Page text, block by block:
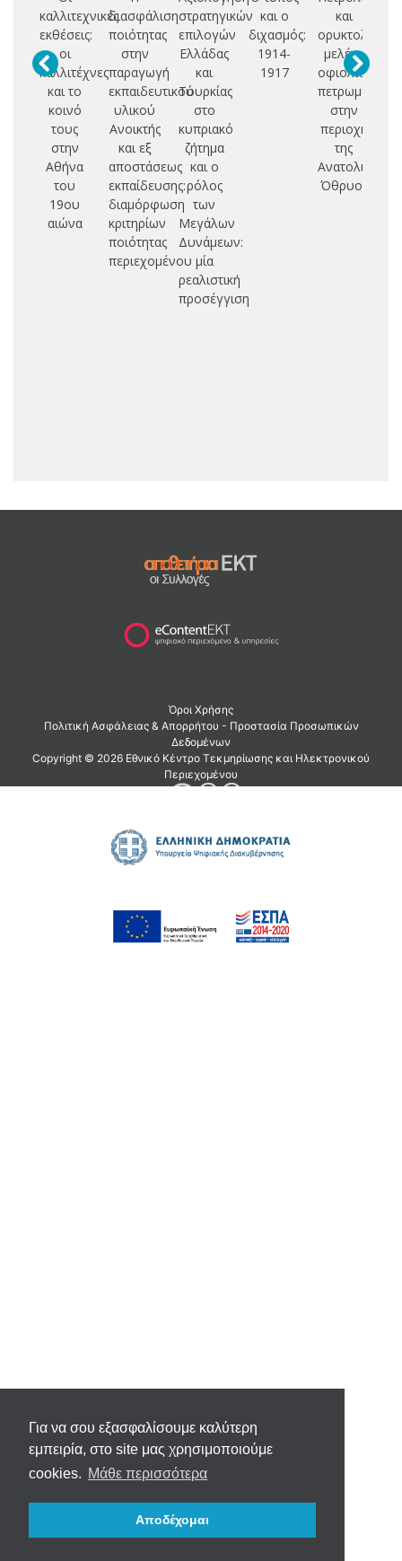
Για να σου εξασφαλίσουμε καλύτερη
εμπειρία, στο site μας χρησιμοποιούμε
cookies. Μάθε περισσότερα
Αποδέχομαι
καλλιτεχνικές
εκθέσεις:
οι
καλλιτέχνες
και το
κοινό
τους
στην
Αθήνα
του
19ου
αιώνα
διασφάλιση
ποιότητας
στην
παραγωγή
εκπαιδευτικού
υλικού
Ανοικτής
και εξ
αποστάσεως
εκπαίδευσης:
διαμόρφωση
κριτηρίων
ποιότητας
περιεχομένου
στρατηγικών
επιλογών
Ελλάδας
και
Τουρκίας
στο
κυπριακό
ζήτημα
και ο
ρόλος
των
Μεγάλων
Δυνάμεων:
μία
ρεαλιστική
προσέγγιση
και ο
διχασμός:
1914-
1917
και
ορυκτολογική
μελέτη
οφιολιθικών
πετρωμάτων
στην
περιοχή
της
Ανατολικής
Όθρυος